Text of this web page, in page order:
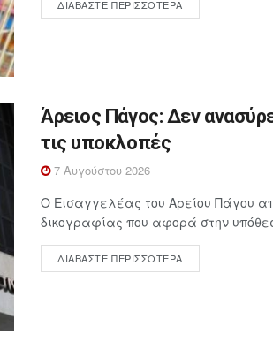
ΔΙΑΒΆΣΤΕ ΠΕΡΙΣΣΌΤΕΡΑ
Άρειος Πάγος: Δεν
τις υποκλοπές
7 Αυγούστου 2026
Ο Εισαγγελέας του Αρείου Πάγου
δικογραφίας που αφορά στην
ΔΙΑΒΆΣΤΕ ΠΕΡΙΣΣΌΤΕΡΑ